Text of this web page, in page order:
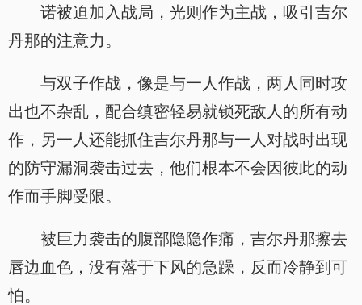
诺被迫加入战局，光则作为主战，吸引吉尔
丹那的注意力。
与双子作战，像是与一人作战，两人同时攻
出也不杂乱，配合缜密轻易就锁死敌人的所有动
作，另一人还能抓住吉尔丹那与一人对战时出现
的防守漏洞袭击过去，他们根本不会因彼此的动
作而手脚受限。
被巨力袭击的腹部隐隐作痛，吉尔丹那擦去
唇边血色，没有落于下风的急躁，反而冷静到可
怕。